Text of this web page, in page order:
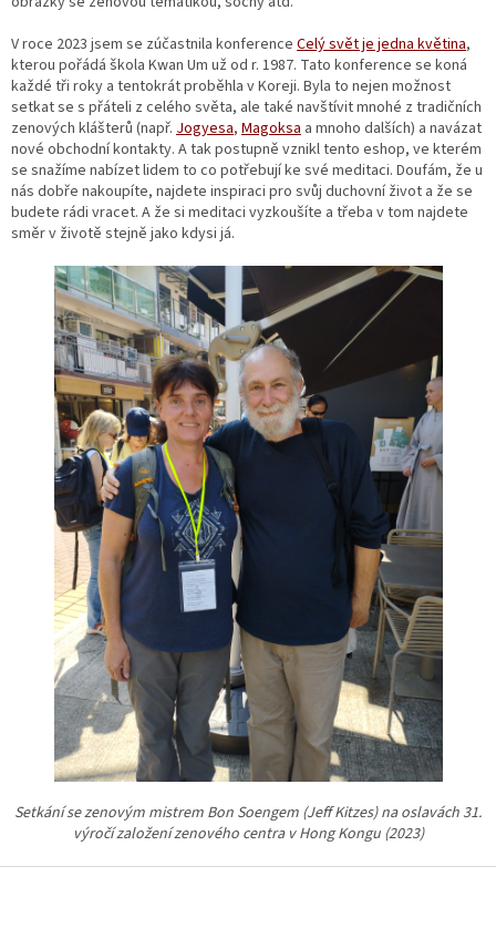
V roce 2023 jsem se zúčastnila konference Celý svět je jedna květina,
kterou pořádá škola Kwan Um už od r. 1987. Tato konference se koná
každé tři roky a tentokrát proběhla v Koreji. Byla to nejen možnost
setkat se s přáteli z celého světa, ale také navštívit mnohé z tradičních
zenových klášterů (např. Jogyesa, Magoksa a mnoho dalších) a navázat
nové obchodní kontakty. A tak postupně vznikl tento eshop, ve kterém
se snažíme nabízet lidem to co potřebují ke své meditaci. Doufám, že u
nás dobře nakoupíte, najdete inspiraci pro svůj duchovní život a že se
budete rádi vracet. A že si meditaci vyzkoušíte a třeba v tom najdete
směr v životě stejně jako kdysi já.
Setkání se zenovým mistrem Bon Soengem (Jeff Kitzes) na oslavách 31.
výročí založení zenového centra v Hong Kongu (2023)